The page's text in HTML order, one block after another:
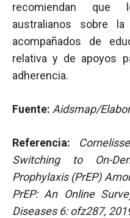
recomiendan que
australianos sobre
acompañados de
relativa y de apoyos
adherencia.
Fuente: Aidsmap/
Referencia:
Switching to On-
Prophylaxis (PrEP)
PrEP: An Online
Diseases 6: ofz287,